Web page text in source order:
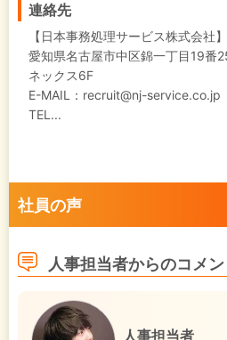
連絡先
【日本事務処理サービス株式会社】
愛知県名古屋市中区錦一丁目19
ネックス6F
E-MAIL：recruit@nj-service.co.jp
TEL...
社員の声
人事担当者からのコメン
人事担当者